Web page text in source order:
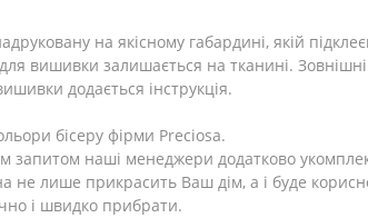
на якісному габардині, якій
вишивки залишається на тканині. Зовнішні
додається інструкція.
бісеру фірми Preciosa.
наші менеджери додатково
не лише прикрасить Ваш дім, а і буде
і швидко прибрати.